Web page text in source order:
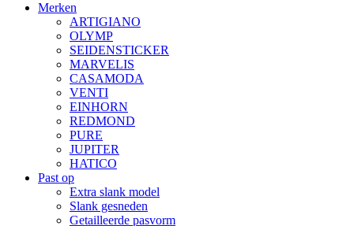
Merken
ARTIGIANO
OLYMP
SEIDENSTICKER
MARVELIS
CASAMODA
VENTI
EINHORN
REDMOND
PURE
JUPITER
HATICO
Past op
Extra slank model
Slank gesneden
Getailleerde pasvorm